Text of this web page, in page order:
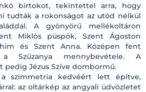
birtokot, tekintettel arra, hogy
tudták a rokonságot az utód nélkül
A gyönyörű mellékoltáron
Miklós püspök, Szent Ágoston
és Szent Anna. Középen fent
Szűzanya mennybevétele. A
Jézus Szíve dombormű.
szimmetria kedvéért lett építve,
az oltárkép az angyali üdvözletet